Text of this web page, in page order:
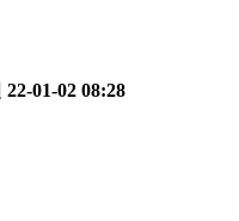
22-01-02 08:28